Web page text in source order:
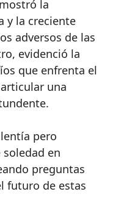
la
y la creciente
adversos de las
evidenció la
que enfrenta el
una
pero
en
preguntas
futuro de estas